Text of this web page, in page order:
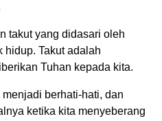
takut yang didasari oleh
hidup. Takut adalah
Tuhan kepada kita.
berhati-hati, dan
ketika kita menyeberang